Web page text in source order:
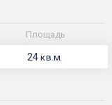
Площадь
24кв.м.